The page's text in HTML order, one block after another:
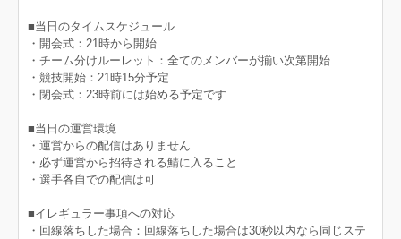
■当日のタイムスケジュール
・開会式：21時から開始
・チーム分けルーレット：全てのメンバーが揃い次第開始
・競技開始：21時15分予定
・閉会式：23時前には始める予定です
■当日の運営環境
・運営からの配信はありません
・必ず運営から招待される鯖に入ること
・選手各自での配信は可
■イレギュラー事項への対応
・回線落ちした場合：回線落ちした場合は30秒以内なら同じステ